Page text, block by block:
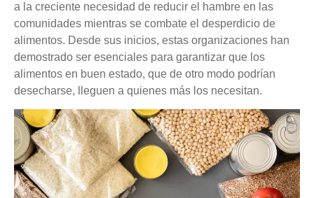
a la creciente necesidad de reducir el hambre en las
comunidades mientras se combate el desperdicio de
alimentos. Desde sus inicios, estas organizaciones han
demostrado ser esenciales para garantizar que los
alimentos en buen estado, que de otro modo podrían
desecharse, lleguen a quienes más los necesitan.